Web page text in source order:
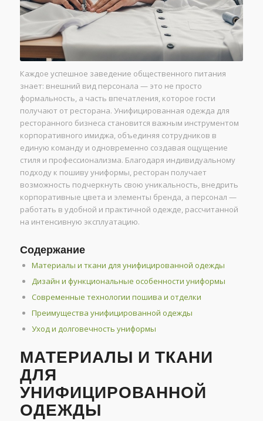
Каждое успешное заведение общественного питания
знает: внешний вид персонала — это не просто
формальность, а часть впечатления, которое гости
получают от ресторана. Унифицированная одежда для
ресторанного бизнеса становится важным инструментом
корпоративного имиджа, объединяя сотрудников в
единую команду и одновременно создавая ощущение
стиля и профессионализма. Благодаря индивидуальному
подходу к пошиву униформы, ресторан получает
возможность подчеркнуть свою уникальность, внедрить
корпоративные цвета и элементы бренда, а персонал —
работать в удобной и практичной одежде, рассчитанной
на интенсивную эксплуатацию.
Содержание
Материалы и ткани для унифицированной одежды
Дизайн и функциональные особенности униформы
Современные технологии пошива и отделки
Преимущества унифицированной одежды
Уход и долговечность униформы
МАТЕРИАЛЫ И ТКАНИ
ДЛЯ
УНИФИЦИРОВАННОЙ
ОДЕЖДЫ